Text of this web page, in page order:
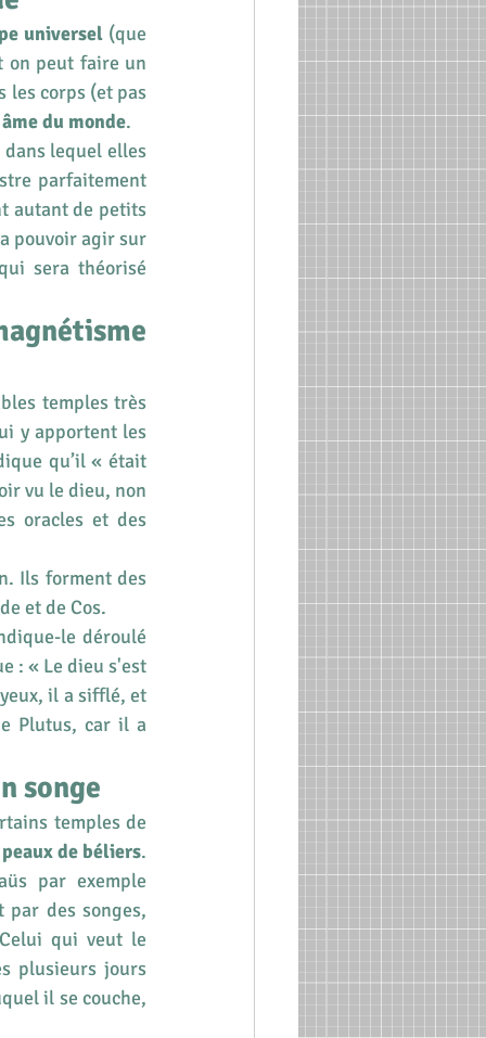
universel (que
on peut faire un
les corps (et pas
du monde.
lequel elles
parfaitement
autant de petits
pouvoir agir sur
sera théorisé
temples très
y apportent les
qu’il « était
vu le dieu, non
oracles et des
et de Cos.
le déroulé
: « Le dieu s'est
il a sifflé, et
Plutus, car il a
songe
temples de
de béliers.
par exemple
par des songes,
qui veut le
plusieurs jours
il se couche,